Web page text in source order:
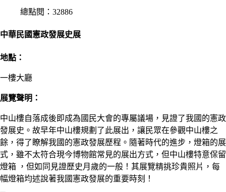
總點閱：32886
中華民國憲政發展史展
地點：
一樓大廳
展覽聲明：
中山樓自落成後即成為國民大會的專屬議場，見證了我國的憲政
發展史。故早年中山樓規劃了此展出，讓民眾在參觀中山樓之
餘，得了瞭解我國的憲政發展歷程。隨著時代的進步，燈箱的展
式，雖不太符合現今博物館常見的展出方式，但中山樓特意保留
燈箱 ，但如同見證歷史月歲的一般！其展覽精挑珍貴照片，每
幅燈箱均述說著我國憲政發展的重要時刻！